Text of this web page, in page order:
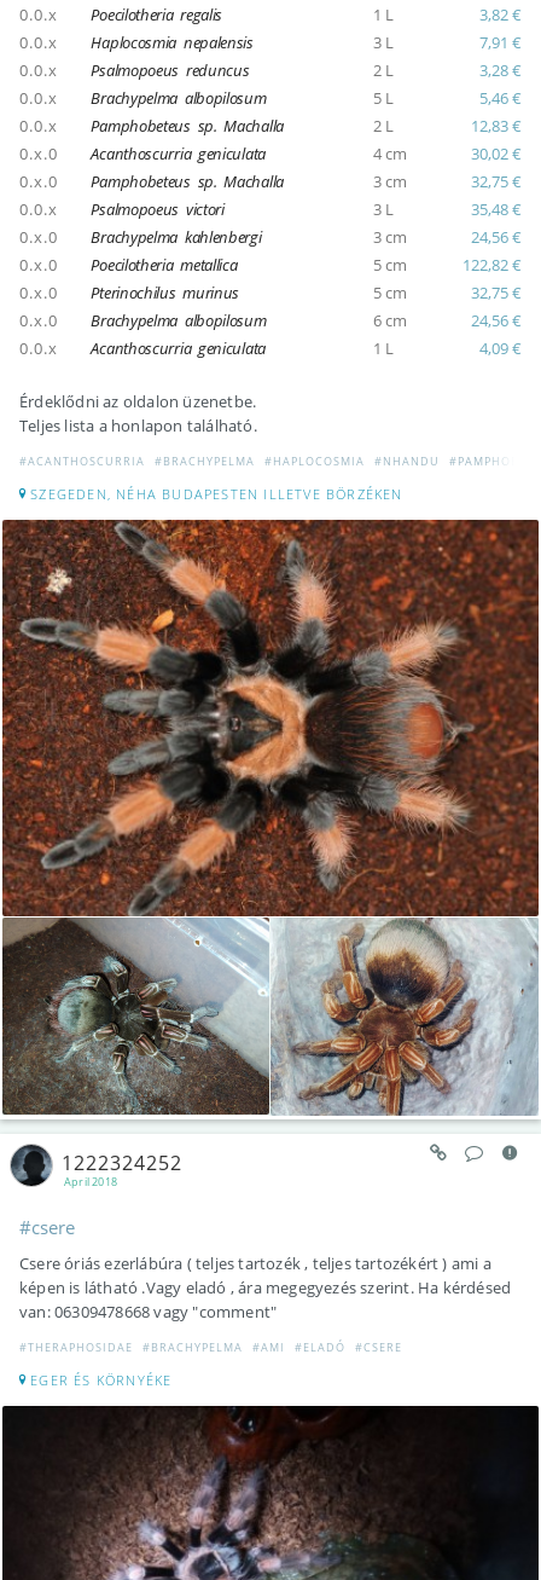
0.0.x
Poecilotheria regalis 1 L
3,82 €
0.0.x
Haplocosmia nepalensis 3 L
7,91 €
0.0.x
Psalmopoeus reduncus 2 L
3,28 €
0.0.x
Brachypelma albopilosum 5 L
5,46 €
0.0.x
Pamphobeteus sp. Machalla 2 L
12,83 €
0.x.0
Acanthoscurria geniculata 4 cm
30,02 €
0.x.0
Pamphobeteus sp. Machalla 3 cm
32,75 €
0.0.x
Psalmopoeus victori 3 L
35,48 €
0.x.0
Brachypelma kahlenbergi 3 cm
24,56 €
0.x.0
Poecilotheria metallica 5 cm
122,82 €
0.x.0
Pterinochilus murinus 5 cm
32,75 €
0.x.0
Brachypelma albopilosum 6 cm
24,56 €
0.0.x
Acanthoscurria geniculata 1 L 4,09 €
Érdeklődni az oldalon üzenetbe.
Teljes lista a honlapon található.
#ACANTHOSCURRIA #BRACHYPELMA #HAPLOCOSMIA #NHANDU
SZEGEDEN, NÉHA BUDAPESTEN ILLETVE BÖRZÉKEN
April 2018
1222324252
#csere
Csere óriás ezerlábúra ( teljes tartozék , teljes tartozékért ) ami a
képen is látható .Vagy eladó , ára megegyezés szerint. Ha kérdésed
van: 06309478668 vagy "comment"
#THERAPHOSIDAE #BRACHYPELMA #AMI #ELADÓ #CSERE
EGER ÉS KÖRNYÉKE